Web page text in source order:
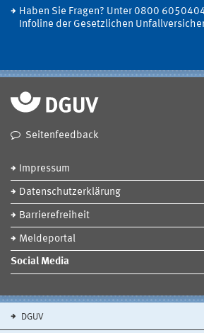
Haben Sie Fragen? Unter 0800
Infoline der Gesetzlichen
Seitenfeedback
Impressum
Datenschutzerklärung
Barrierefreiheit
Meldeportal
Social Media
DGUV